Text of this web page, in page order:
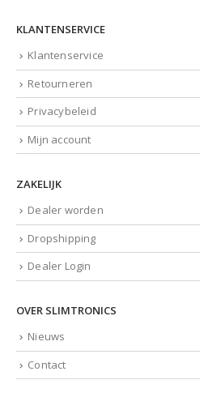
KLANTENSERVICE
Klantenservice
Retourneren
Privacybeleid
Mijn account
ZAKELIJK
Dealer worden
Dropshipping
Dealer Login
OVER SLIMTRONICS
Nieuws
Contact